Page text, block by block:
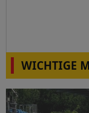
WICHTIGE
Die Station
Westerwaldstr.2a